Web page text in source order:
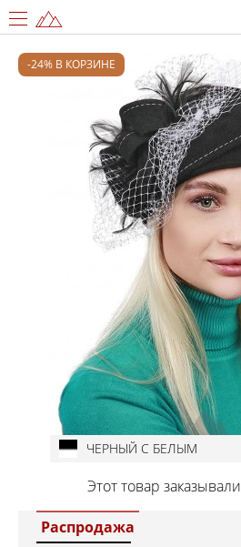
-24% В КОРЗИНЕ
ЧЕРНЫЙ С БЕЛЫМ
Этот товар заказывали
Распродажа